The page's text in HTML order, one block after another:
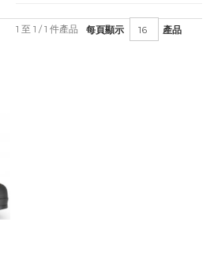
每頁顯示 產品
1 至 1 / 1 件產品